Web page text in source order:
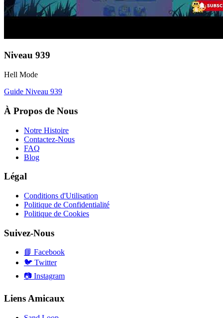
Niveau 939
Hell Mode
Guide Niveau 939
À Propos de Nous
Notre Histoire
Contactez-Nous
FAQ
Blog
Légal
Conditions d'Utilisation
Politique de Confidentialité
Politique de Cookies
Suivez-Nous
📘 Facebook
🐦 Twitter
📷 Instagram
Liens Amicaux